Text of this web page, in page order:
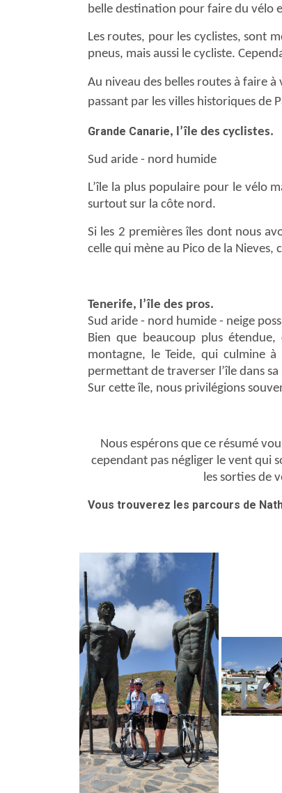
belle destination pour faire du vélo
Les routes, pour les cyclistes, sont
pneus, mais aussi le cycliste.
Au niveau des belles routes à faire
passant par les villes historiques de
Grande Canarie, l’île des cyclistes.
Sud aride - nord humide
L’île la plus populaire pour le vélo
surtout sur la côte nord.
Si les 2 premières îles dont nous
celle qui mène au Pico de la Nieves,
Tenerife, l’île des pros.
Sud aride - nord humide - neige
Bien que beaucoup plus
montagne, le Teide, qui culmine
permettant de traverser l’île dans
Sur cette île, nous privilégions
Nous espérons que ce résumé
cependant pas négliger le vent qui
les sorties de
Vous trouverez les parcours de